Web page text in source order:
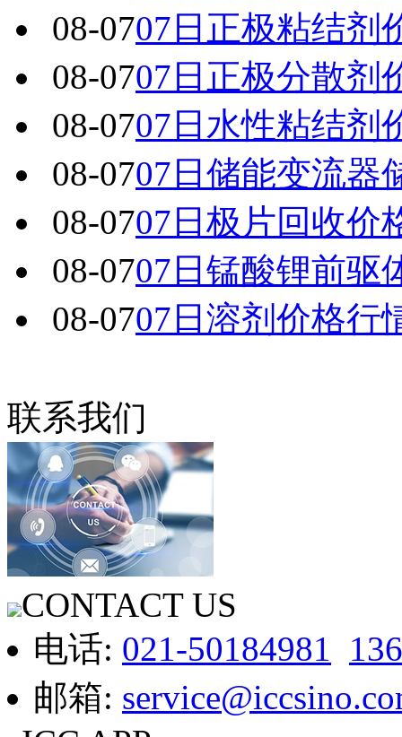
08-0707日正极粘结剂
08-0707日正极分散剂
08-0707日水性粘结剂
08-0707日储能变流器
08-0707日极片回收价
08-0707日锰酸锂前驱
08-0707日溶剂价格行
联系我们
CONTACT US
电话: 021-50184981
邮箱: